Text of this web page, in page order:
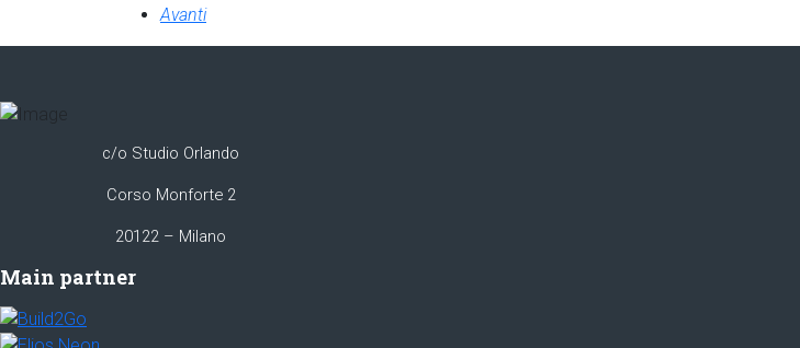
Avanti
c/o Studio Orlando
Corso Monforte 2
20122 – Milano
Main partner